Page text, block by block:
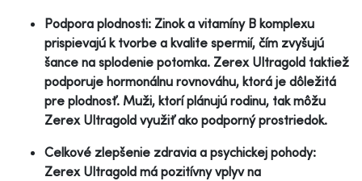
Podpora plodnosti: Zinok a vitamíny B komplexu
prispievajú k tvorbe a kvalite spermií, čím zvyšujú
šance na splodenie potomka. Zerex Ultragold taktiež
podporuje hormonálnu rovnováhu, ktorá je dôležitá
pre plodnosť. Muži, ktorí plánujú rodinu, tak môžu
Zerex Ultragold využiť ako podporný prostriedok.
Celkové zlepšenie zdravia a psychickej pohody:
Zerex Ultragold má pozitívny vplyv na